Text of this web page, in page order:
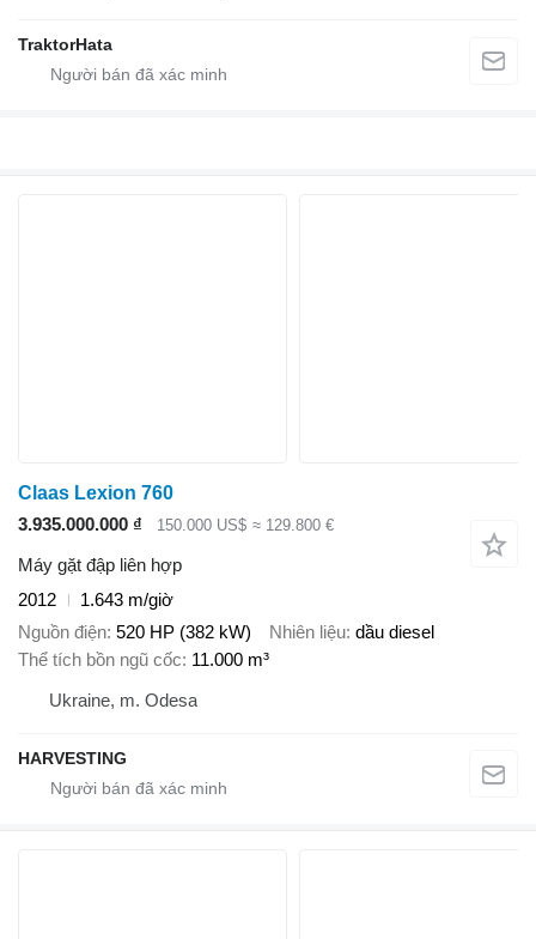
TraktorHata
Claas Lexion 760
3.935.000.000 ₫
150.000 US$ ≈ 129.800 €
Máy gặt đập liên hợp
2012
1.643 m/giờ
Nguồn điện 520 HP (382 kW) Nhiên liệu dầu diesel
Thể tích bồn ngũ cốc 11.000 m³
Ukraine, m. Odesa
HARVESTING